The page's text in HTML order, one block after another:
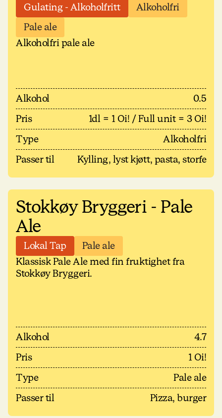
Gulating - Alkoholfritt
Alkoholfri
Pale ale
Alkoholfri pale ale
Alkohol
0.5
Pris
1dl = 1 Oi! / Full unit = 3 Oi!
Type
Alkoholfri
Passer til
Kylling, lyst kjøtt, pasta, storfe
Stokkøy Bryggeri - Pale
Ale
Lokal Tap
Pale ale
Klassisk Pale Ale med fin fruktighet fra
Stokkøy Bryggeri.
Alkohol
4.7
Pris
1 Oi!
Type
Pale ale
Passer til
Pizza, burger